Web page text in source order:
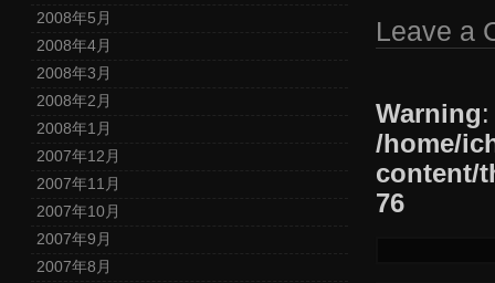
2008年5月
2008年4月
2008年3月
2008年2月
2008年1月
2007年12月
2007年11月
2007年10月
2007年9月
2007年8月
Leave a
Warning
/home/
content/
76